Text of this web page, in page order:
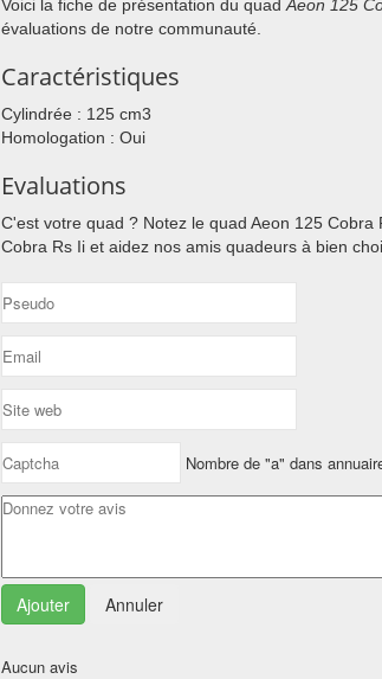
Voici la fiche de présentation du quad Aeon 125
évaluations de notre communauté.
Caractéristiques
Cylindrée : 125 cm3
Homologation : Oui
Evaluations
C'est votre quad ? Notez le quad Aeon 125
Cobra Rs Ii et aidez nos amis quadeurs à bien
Nombre de "a" dans
Annuler
Aucun avis